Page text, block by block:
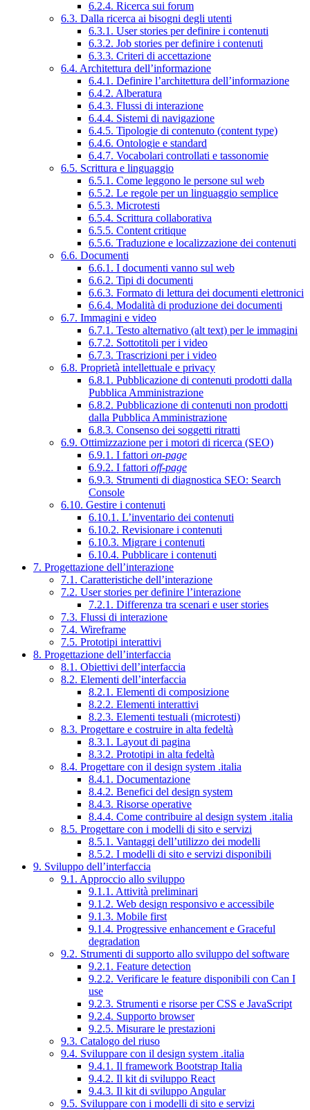
6.2.4. Ricerca sui forum
6.3. Dalla ricerca ai bisogni degli utenti
6.3.1. User stories per definire i contenuti
6.3.2. Job stories per definire i contenuti
6.3.3. Criteri di accettazione
6.4. Architettura dell’informazione
6.4.1. Definire l’architettura dell’informazione
6.4.2. Alberatura
6.4.3. Flussi di interazione
6.4.4. Sistemi di navigazione
6.4.5. Tipologie di contenuto (content type)
6.4.6. Ontologie e standard
6.4.7. Vocabolari controllati e tassonomie
6.5. Scrittura e linguaggio
6.5.1. Come leggono le persone sul web
6.5.2. Le regole per un linguaggio semplice
6.5.3. Microtesti
6.5.4. Scrittura collaborativa
6.5.5. Content critique
6.5.6. Traduzione e localizzazione dei contenuti
6.6. Documenti
6.6.1. I documenti vanno sul web
6.6.2. Tipi di documenti
6.6.3. Formato di lettura dei documenti elettronici
6.6.4. Modalità di produzione dei documenti
6.7. Immagini e video
6.7.1. Testo alternativo (alt text) per le immagini
6.7.2. Sottotitoli per i video
6.7.3. Trascrizioni per i video
6.8. Proprietà intellettuale e privacy
6.8.1. Pubblicazione di contenuti prodotti dalla
Pubblica Amministrazione
6.8.2. Pubblicazione di contenuti non prodotti
dalla Pubblica Amministrazione
6.8.3. Consenso dei soggetti ritratti
6.9. Ottimizzazione per i motori di ricerca (SEO)
6.9.1. I fattori on-page
6.9.2. I fattori off-page
6.9.3. Strumenti di diagnostica SEO: Search
Console
6.10. Gestire i contenuti
6.10.1. L’inventario dei contenuti
6.10.2. Revisionare i contenuti
6.10.3. Migrare i contenuti
6.10.4. Pubblicare i contenuti
7. Progettazione dell’interazione
7.1. Caratteristiche dell’interazione
7.2. User stories per definire l’interazione
7.2.1. Differenza tra scenari e user stories
7.3. Flussi di interazione
7.4. Wireframe
7.5. Prototipi interattivi
8. Progettazione dell’interfaccia
8.1. Obiettivi dell’interfaccia
8.2. Elementi dell’interfaccia
8.2.1. Elementi di composizione
8.2.2. Elementi interattivi
8.2.3. Elementi testuali (microtesti)
8.3. Progettare e costruire in alta fedeltà
8.3.1. Layout di pagina
8.3.2. Prototipi in alta fedeltà
8.4. Progettare con il design system .italia
8.4.1. Documentazione
8.4.2. Benefici del design system
8.4.3. Risorse operative
8.4.4. Come contribuire al design system .italia
8.5. Progettare con i modelli di sito e servizi
8.5.1. Vantaggi dell’utilizzo dei modelli
8.5.2. I modelli di sito e servizi disponibili
9. Sviluppo dell’interfaccia
9.1. Approccio allo sviluppo
9.1.1. Attività preliminari
9.1.2. Web design responsivo e accessibile
9.1.3. Mobile first
9.1.4. Progressive enhancement e Graceful
degradation
9.2. Strumenti di supporto allo sviluppo del software
9.2.1. Feature detection
9.2.2. Verificare le feature disponibili con Can I
use
9.2.3. Strumenti e risorse per CSS e JavaScript
9.2.4. Supporto browser
9.2.5. Misurare le prestazioni
9.3. Catalogo del riuso
9.4. Sviluppare con il design system .italia
9.4.1. Il framework Bootstrap Italia
9.4.2. Il kit di sviluppo React
9.4.3. Il kit di sviluppo Angular
9.5. Sviluppare con i modelli di sito e servizi